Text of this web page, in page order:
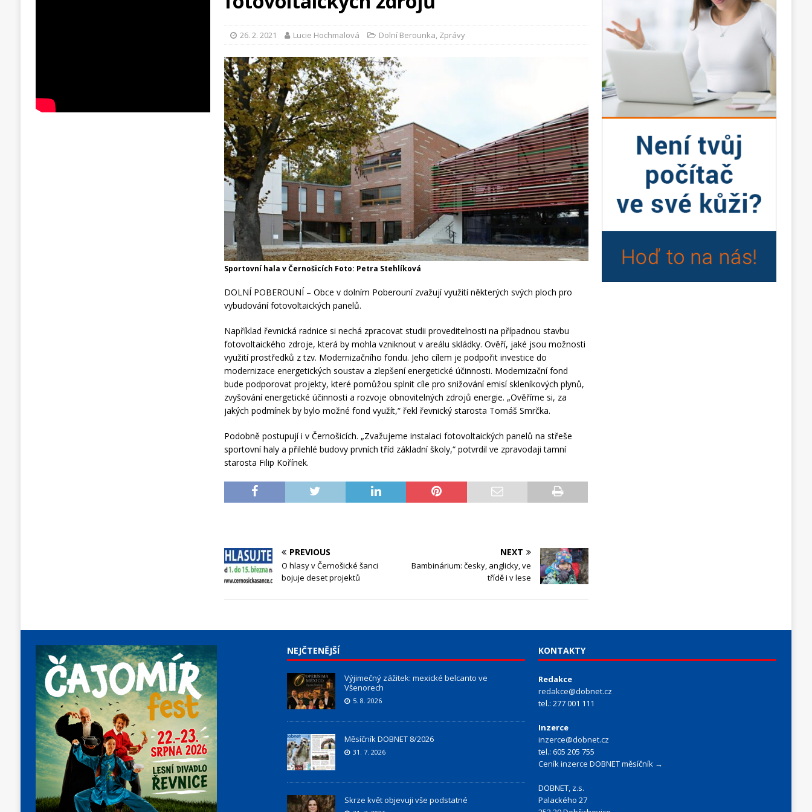
26. 2. 2021 Lucie Hochmalová Dolní Berounka, Zprávy
Sportovní hala v Černošicích Foto: Petra Stehlíková
DOLNÍ POBEROUNÍ – Obce v dolním Poberouní zvažují využití některých svých ploch pro
vybudování fotovoltaických panelů.
Například řevnická radnice si nechá zpracovat studii proveditelnosti na případnou stavbu
fotovoltaického zdroje, která by mohla vzniknout v areálu skládky. Ověří, jaké jsou možnosti
využití prostředků z tzv. Modernizačního fondu. Jeho cílem je podpořit investice do
modernizace energetických soustav a zlepšení energetické účinnosti. Modernizační fond
bude podporovat projekty, které pomůžou splnit cíle pro snižování emisí skleníkových plynů,
zvyšování energetické účinnosti a rozvoje obnovitelných zdrojů energie. „Ověříme si, za
jakých podmínek by bylo možné fond využít,“ řekl řevnický starosta Tomáš Smrčka.
Podobně postupují i v Černošicích. „Zvažujeme instalaci fotovoltaických panelů na střeše
sportovní haly a přilehlé budovy prvních tříd základní školy,“ potvrdil ve zpravodaji tamní
starosta Filip Kořínek.
PREVIOUS
O hlasy v Černošické šanci
bojuje deset projektů
NEXT
Bambinárium: česky, anglicky, ve
třídě i v lese
NEJČTENĚJŠÍ
Výjimečný zážitek: mexické belcanto ve
Všenorech
5. 8. 2026
Měsíčník DOBNET 8/2026
31. 7. 2026
Skrze květ objevuji vše podstatné
KONTAKTY
Redakce
redakce@dobnet.cz
tel.: 277 001 111
Inzerce
inzerce@dobnet.cz
tel.: 605 205 755
Ceník inzerce DOBNET měsíčník →
DOBNET, z.s.
Palackého 27